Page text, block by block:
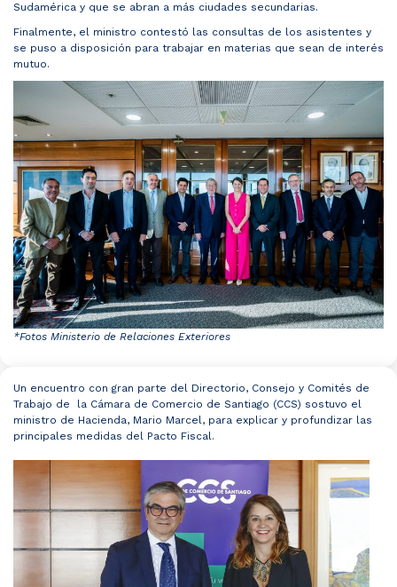
Sudamérica y que se abran a más ciudades secundarias.
Finalmente, el ministro contestó las consultas de los asistentes y
se puso a disposición para trabajar en materias que sean de interés
mutuo.
*Fotos Ministerio de Relaciones Exteriores
Un encuentro con gran parte del Directorio, Consejo y Comités de
Trabajo de la Cámara de Comercio de Santiago (CCS) sostuvo el
ministro de Hacienda, Mario Marcel, para explicar y profundizar las
principales medidas del Pacto Fiscal.